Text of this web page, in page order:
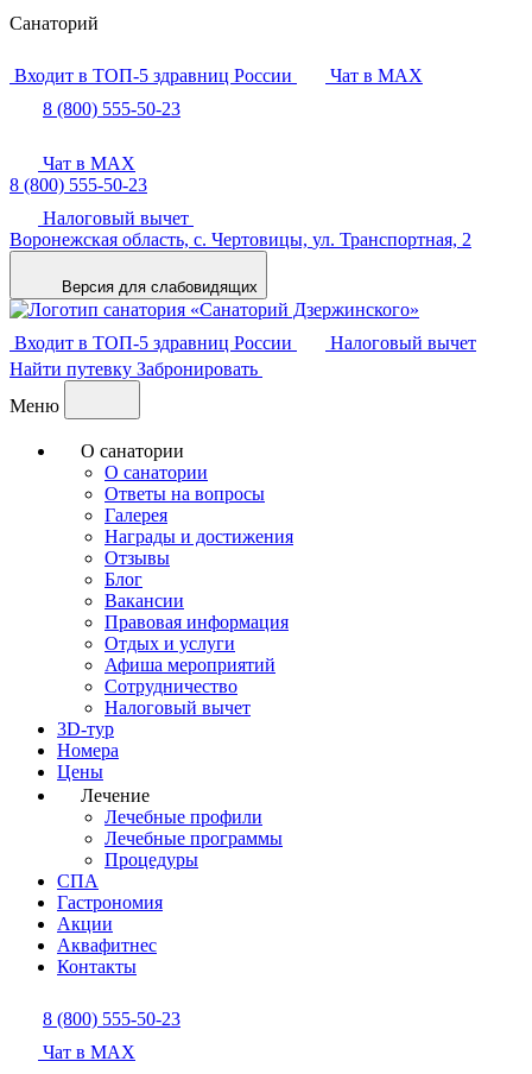
Санаторий
Входит в ТОП-5 здравниц России
Чат в MAX
8 (800) 555-50-23
Чат в MAX
8 (800) 555-50-23
Налоговый вычет
Воронежская область, с. Чертовицы, ул. Транспортная, 2
Версия для слабовидящих
Входит в ТОП-5 здравниц России
Налоговый вычет
Найти путевку Забронировать
Меню
О санатории
О санатории
Ответы на вопросы
Галерея
Награды и достижения
Отзывы
Блог
Вакансии
Правовая информация
Отдых и услуги
Афиша мероприятий
Сотрудничество
Налоговый вычет
3D-тур
Номера
Цены
Лечение
Лечебные профили
Лечебные программы
Процедуры
СПА
Гастрономия
Акции
Аквафитнес
Контакты
8 (800) 555-50-23
Чат в MAX